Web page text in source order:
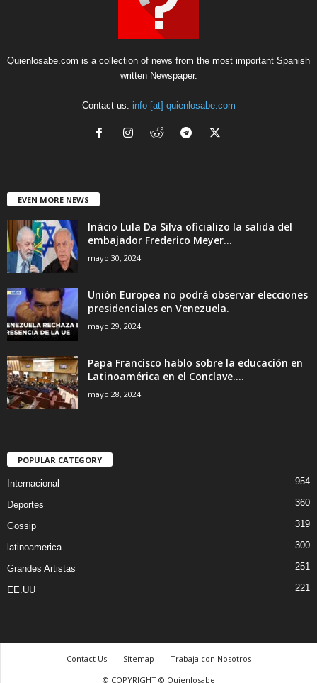
Quienlosabe.com is a collection of news from the most important Spanish
written Newspaper.
Contact us: info [at] quienlosabe.com
EVEN MORE NEWS
Inácio Lula Da Silva oficializo la salida del
embajador Frederico Meyer...
mayo 30, 2024
Unión Europea no podrá observar elecciones
presidenciales en Venezuela.
mayo 29, 2024
Papa Francisco hablo sobre la educación en
Latinoamérica en el Conclave....
mayo 28, 2024
POPULAR CATEGORY
Internacional 954
Deportes 360
Gossip 319
latinoamerica 300
Grandes Artistas 251
EE.UU 221
Contact Us Sitemap
Trabaja con Nosotros
© COPYRIGHT © Quienlosabe